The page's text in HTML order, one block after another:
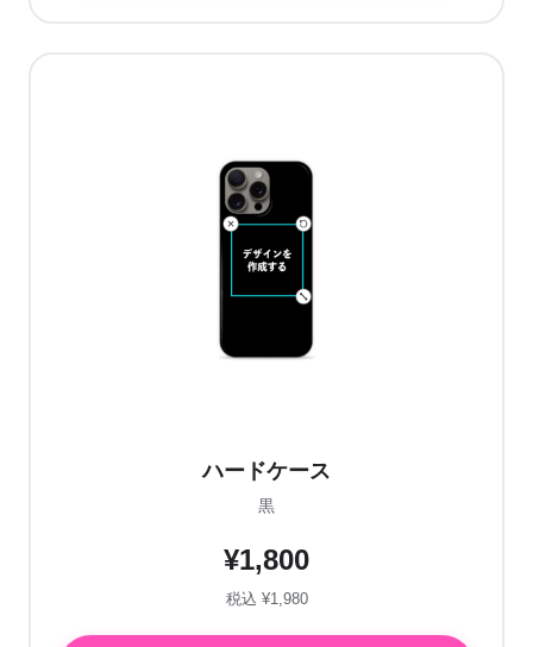
ハードケース
黒
¥1,800
税込 ¥1,980